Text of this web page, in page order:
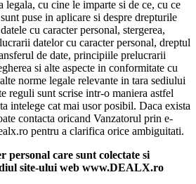
legala, cu cine le imparte si de ce, cu ce
puse in aplicare si despre drepturile
cu caracter personal, stergerea,
datelor cu caracter personal, dreptul
de date, principiile prelucrarii
si alte aspecte in conformitate cu
norme legale relevante in tara sediului
reguli sunt scrise intr-o maniera astfel
intelege cat mai usor posibil. Daca exista
contacta oricand Vanzatorul prin e-
pentru a clarifica orice ambiguitati.
personal care sunt colectate si
site-ului web www.DEALX.ro